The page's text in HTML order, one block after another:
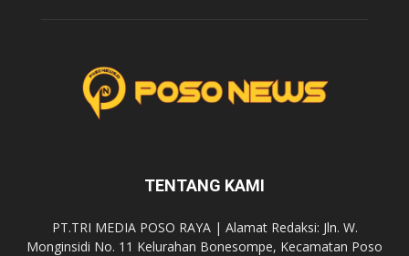
TENTANG KAMI
PT.TRI MEDIA POSO RAYA | Alamat Redaksi: Jln. W.
Monginsidi No. 11 Kelurahan Bonesompe, Kecamatan Poso